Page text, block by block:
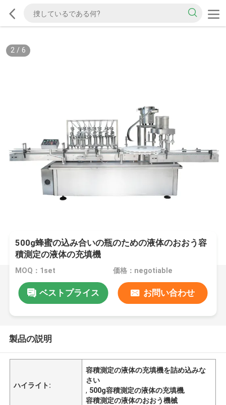
2/ 6
500g蜂蜜の込み合いの瓶のための液体のおおう容
積測定の液体の充填機
MOQ：1set 価格：negotiable
ベストプライス お問い合わせ
製品の説明
ハイライト:
容積測定の液体の充填機を詰め込みな
さい
, 500g容積測定の液体の充填機,
容積測定の液体のおおう機械